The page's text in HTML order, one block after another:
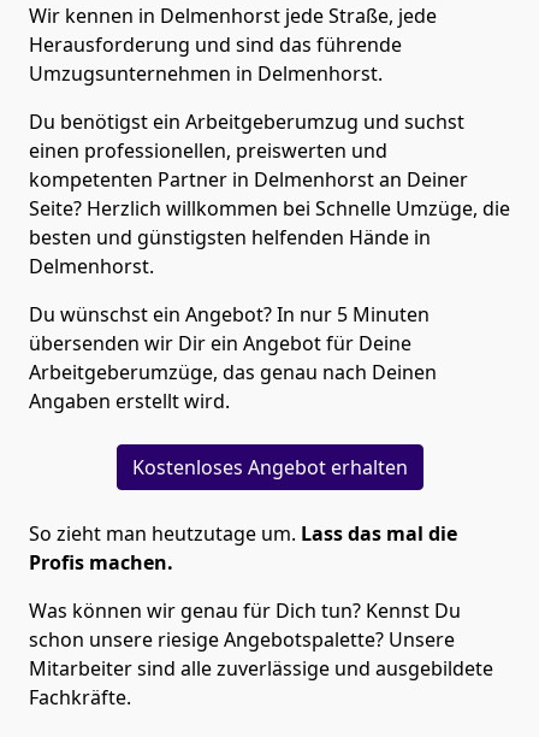
Wir kennen in Delmenhorst jede Straße, jede
Herausforderung und sind das führende
Umzugsunternehmen in Delmenhorst.
Du benötigst ein Arbeitgeberumzug und suchst
einen professionellen, preiswerten und
kompetenten Partner in Delmenhorst an Deiner
Seite? Herzlich willkommen bei Schnelle Umzüge, die
besten und günstigsten helfenden Hände in
Delmenhorst.
Du wünschst ein Angebot? In nur 5 Minuten
übersenden wir Dir ein Angebot für Deine
Arbeitgeberumzüge, das genau nach Deinen
Angaben erstellt wird.
Kostenloses Angebot erhalten
So zieht man heutzutage um. Lass das mal die
Profis machen.
Was können wir genau für Dich tun? Kennst Du
schon unsere riesige Angebotspalette? Unsere
Mitarbeiter sind alle zuverlässige und ausgebildete
Fachkräfte.